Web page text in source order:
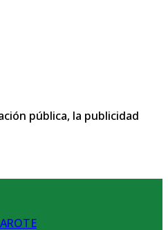
pública, la publicidad